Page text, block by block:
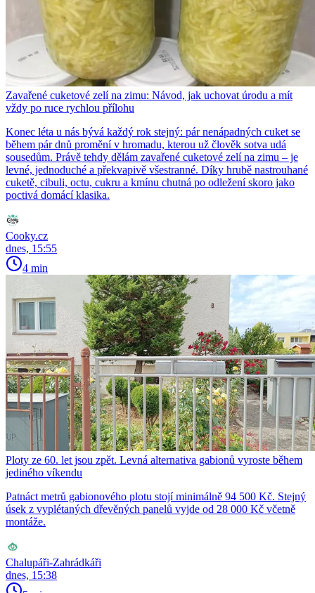
Zavařené cuketové zelí na zimu: Návod, jak uchovat úrodu a mít
vždy po ruce rychlou přílohu
Konec léta u nás bývá každý rok stejný: pár nenápadných cuket se
během pár dnů promění v hromadu, kterou už člověk sotva udá
sousedům. Právě tehdy dělám zavařené cuketové zelí na zimu – je
levné, jednoduché a překvapivě všestranné. Díky hrubě nastrouhané
cuketě, cibuli, octu, cukru a kmínu chutná po odležení skoro jako
poctivá domácí klasika.
Cooky.cz
dnes, 15:55
4 min
Ploty ze 60. let jsou zpět. Levná alternativa gabionů vyroste během
jediného víkendu
Patnáct metrů gabionového plotu stojí minimálně 94 500 Kč. Stejný
úsek z vyplétaných dřevěných panelů vyjde od 28 000 Kč včetně
montáže.
Chalupáři-Zahrádkáři
dnes, 15:38